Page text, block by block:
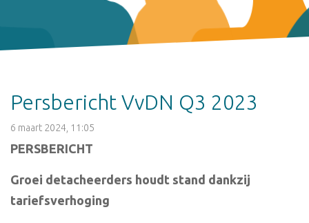
Persbericht VvDN Q3 2023
6 maart 2024, 11:05
PERSBERICHT
Groei detacheerders houdt stand dankzij
tariefsverhoging